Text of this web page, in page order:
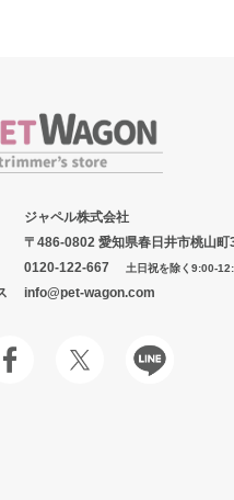
ジャペル株式会社
〒486-0802 愛知県春日井市桃山
0120-122-667 土日祝を除く9:00-
info@pet-wagon.com